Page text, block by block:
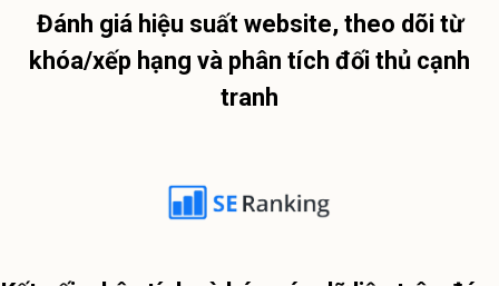
Đánh giá hiệu suất website, theo dõi từ
khóa/xếp hạng và phân tích đối thủ cạnh
tranh